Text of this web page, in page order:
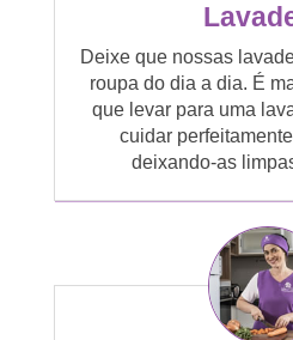
Deixe que nossas
roupa do dia a dia. É
que levar para uma
cuidar
deixando-as